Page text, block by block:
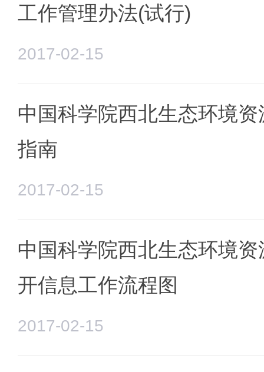
工作管理办法(试行)
2017-02-15
中国科学院西北生态环境
指南
2017-02-15
中国科学院西北生态环境
开信息工作流程图
2017-02-15